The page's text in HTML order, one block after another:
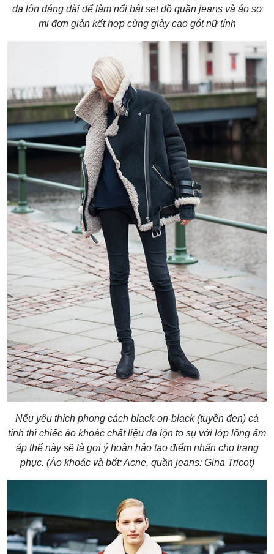
da lộn dáng dài để làm nổi bật set đồ quần jeans và áo sơ
mi đơn giản kết hợp cùng giày cao gót nữ tính
Nếu yêu thích phong cách black-on-black (tuyền đen) cá
tính thì chiếc áo khoác chất liệu da lộn to sụ với lớp lông ấm
áp thế này sẽ là gợi ý hoàn hảo tạo điểm nhấn cho trang
phục. (Áo khoác và bốt: Acne, quần jeans: Gina Tricot)